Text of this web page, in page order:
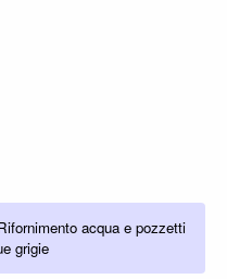
acqua e pozzetti
grigie